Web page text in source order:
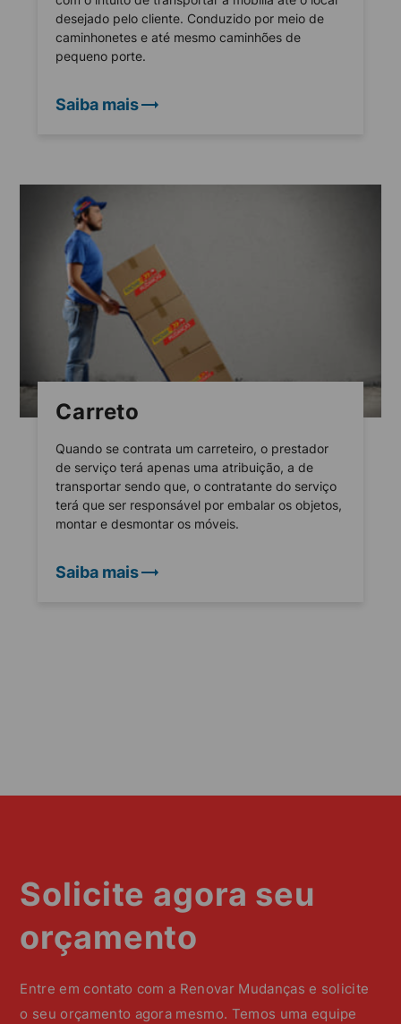
desejado pelo cliente. Conduzido por meio de
caminhonetes e até mesmo caminhões de
pequeno porte.
Saiba mais
Carreto
Quando se contrata um carreteiro, o prestador
de serviço terá apenas uma atribuição, a de
transportar sendo que, o contratante do serviço
terá que ser responsável por embalar os objetos,
montar e desmontar os móveis.
Saiba mais
Solicite agora seu
orçamento
Entre em contato com a Renovar Mudanças e solicite
o seu orçamento agora mesmo. Temos uma equipe